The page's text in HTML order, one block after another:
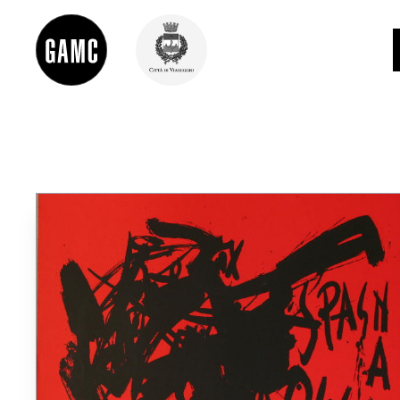
DIDATTICA
LE COLLEZIONI
GLI AUTORI
LORENZO VIANI
MOSTRE
EVENTI
PALAZZO DELLE MUSE